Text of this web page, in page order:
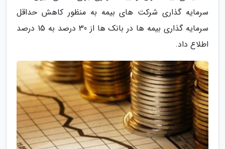
سرمایه گذاری شرکت های بیمه به منظور کاهش حداقل
سرمایه گذاری بیمه ها در بانک ها از 30 درصد به 15 درصد
اطلاع داد.